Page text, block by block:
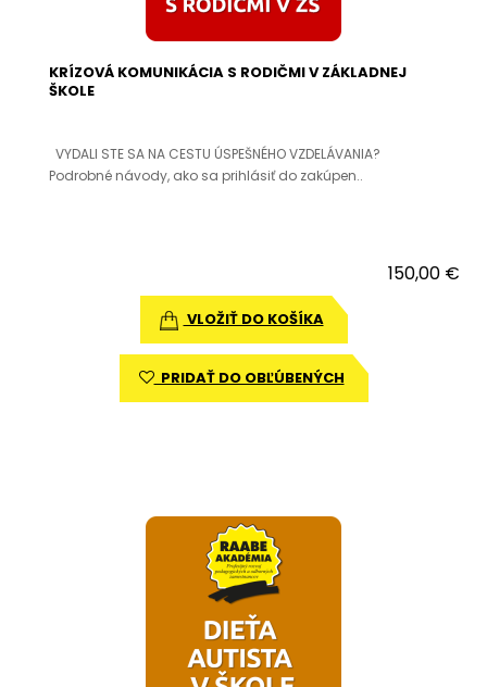
KRÍZOVÁ KOMUNIKÁCIA S RODIČMI V ZÁKLADNEJ
ŠKOLE
VYDALI STE SA NA CESTU ÚSPEŠNÉHO VZDELÁVANIA?
Podrobné návody, ako sa prihlásiť do zakúpen..
150,00 €
VLOŽIŤ DO KOŠÍKA
PRIDAŤ DO OBĽÚBENÝCH